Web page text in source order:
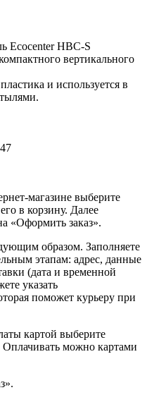
Ecocenter HBC-S
вертикального
и используется в
магазине выберите
в корзину. Далее
«Оформить заказ».
образом. Заполняете
этапам: адрес, данные
(дата и временной
указать
поможет курьеру при
картой выберите
можно картами